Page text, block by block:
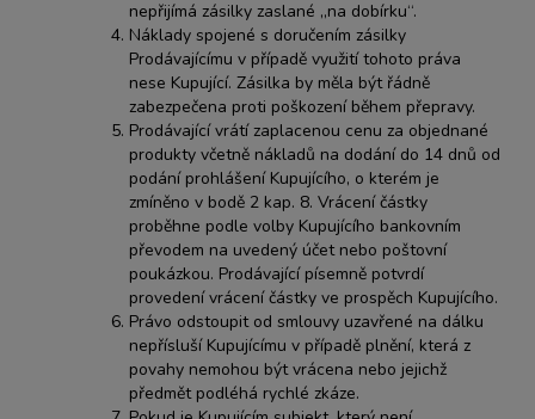
nepřijímá zásilky zaslané „na dobírku“.
Náklady spojené s doručením zásilky
Prodávajícímu v případě využití tohoto práva
nese Kupující. Zásilka by měla být řádně
zabezpečena proti poškození během přepravy.
Prodávající vrátí zaplacenou cenu za objednané
produkty včetně nákladů na dodání do 14 dnů od
podání prohlášení Kupujícího, o kterém je
zmíněno v bodě 2 kap. 8. Vrácení částky
proběhne podle volby Kupujícího bankovním
převodem na uvedený účet nebo poštovní
poukázkou. Prodávající písemně potvrdí
provedení vrácení částky ve prospěch Kupujícího.
Právo odstoupit od smlouvy uzavřené na dálku
nepřísluší Kupujícímu v případě plnění, která z
povahy nemohou být vrácena nebo jejichž
předmět podléhá rychlé zkáze.